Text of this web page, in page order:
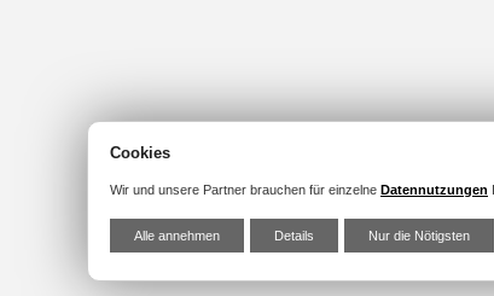
Cookies
Wir und unsere Partner brauchen für einzelne Datennutzungen
Alle annehmen Details Nur die Nötigsten